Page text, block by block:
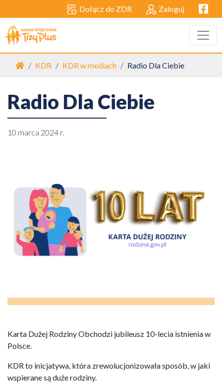
Dołącz do ZDR Zaloguj
Strona główna
KDR KDR w mediach Radio Dla Ciebie
Radio Dla Ciebie
10 marca 2024 r.
Karta Dużej Rodziny Obchodzi jubileusz 10-lecia istnienia w
Polsce.
KDR to inicjatywa, która zrewolucjonizowała sposób, w jaki
wspierane są duże rodziny.